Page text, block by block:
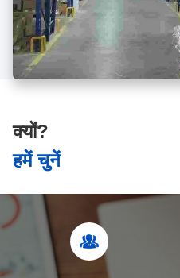
क्यों?
हमें चुनें